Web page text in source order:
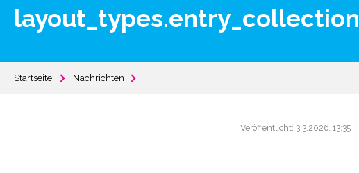
layout_types.entry_collection
Startseite Nachrichten
Veröffentlicht: 3.3.2026. 13:35